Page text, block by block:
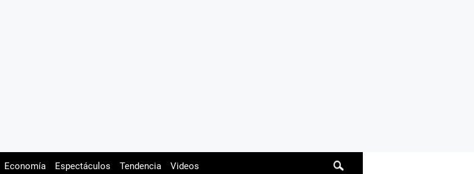
Economía Espectáculos Tendencia Videos